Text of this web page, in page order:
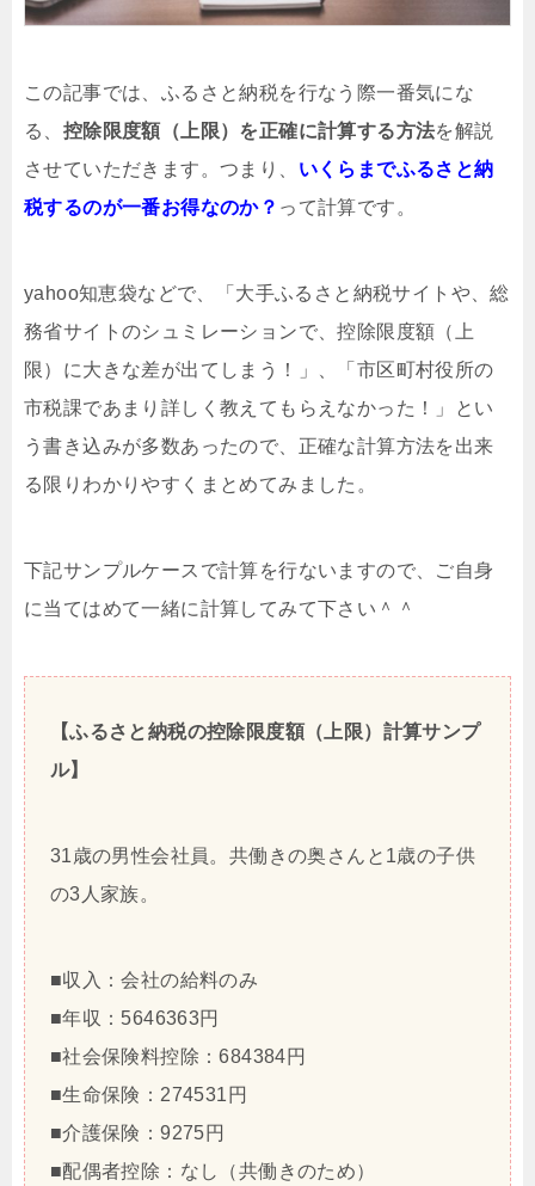
この記事では、ふるさと納税を行なう際一番気にな
る、 控除限度額（上限）を正確に計算する方法を解説
させていただきます。つまり、 いくらまでふるさと納
税するのが一番お得なのか？ って計算です。
yahoo知恵袋などで、「大手ふるさと納税サイトや、総
務省サイトのシュミレーションで、控除限度額（上
限）に大きな差が出てしまう！」、「市区町村役所の
市税課であまり詳しく教えてもらえなかった！」とい
う書き込みが多数あったので、正確な計算方法を出来
る限りわかりやすくまとめてみました。
下記サンプルケースで計算を行ないますので、ご自身
に当てはめて一緒に計算してみて下さい＾＾
【ふるさと納税の控除限度額（上限）計算サンプ
ル】
31歳の男性会社員。共働きの奥さんと1歳の子供
の3人家族。
■収入：会社の給料のみ
■年収：5646363円
■社会保険料控除：684384円
■生命保険：274531円
■介護保険：9275円
■配偶者控除：なし（共働きのため）